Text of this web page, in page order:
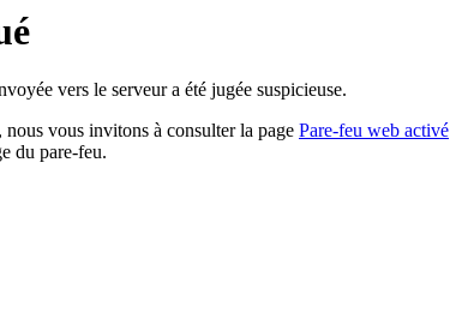
vers le serveur a été jugée suspicieuse.
vous invitons à consulter la page Pare-feu web activé
du pare-feu.